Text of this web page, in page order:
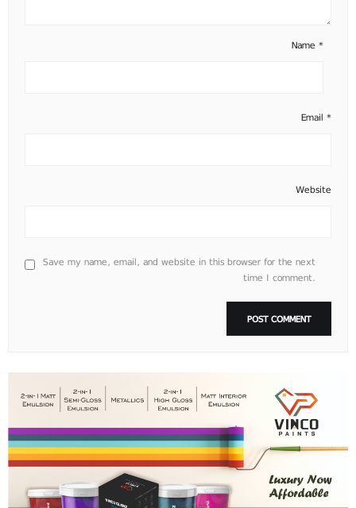
Name *
Email *
Website
Save my name, email, and website in this browser for the next
time I comment.